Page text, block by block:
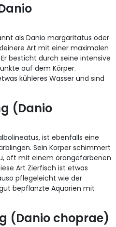
als Danio margaritatus oder
Art mit einer maximalen
besticht durch seine intensive
auf dem Körper.
kühleres Wasser und sind
(Danio
ist ebenfalls eine
Sein Körper schimmert
oft mit einem orangefarbenen
Art Zierfisch ist etwas
pflegeleicht wie der
bepflanzte Aquarien mit
(Danio choprae)